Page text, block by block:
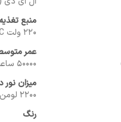
منبع تغذیه
220 ولت AC (شهری)
عمر
50000 ساعت
میزان
2200 لومن
رنگ